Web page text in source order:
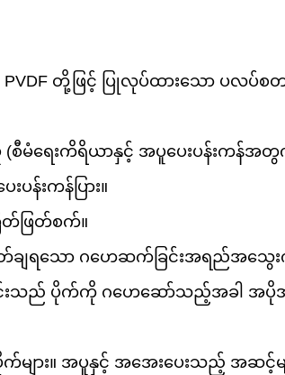
တို့ဖြင့် ပြုလုပ်ထားသော ပလပ်စတစ်
ပိုးမှု (စီမံရေးကိရိယာနှင့် အပူပေးပန်း
ပန်းကန်ပြား။
တ်ဖြတ်စက်။
တ်ချရသော ဂဟေဆက်ခြင်းအရည်အသွေ
င်းသည် ပိုက်ကို ဂဟေဆော်သည့်အခါ အပို
ပိုက်များ။ အပူနှင့် အအေးပေးသည့် အဆ